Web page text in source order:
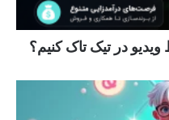
در تیک تاک کنیم؟